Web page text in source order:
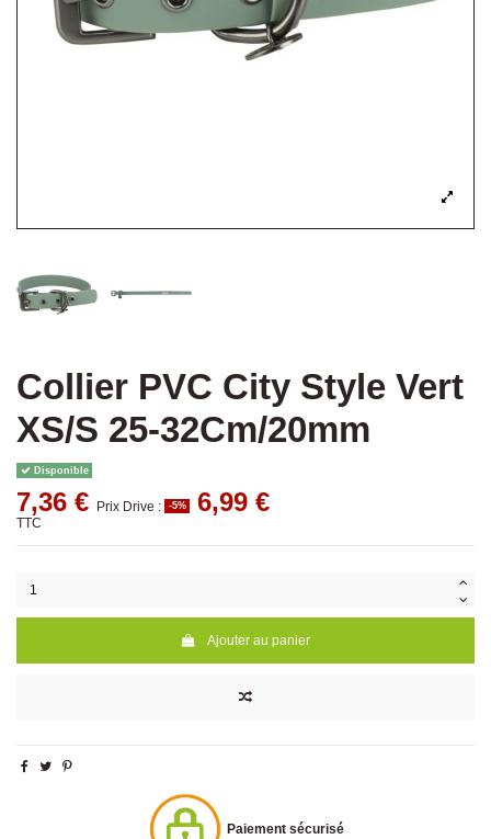
Collier PVC City Style Vert
XS/S 25-32Cm/20mm
Disponible
7,36 € Prix Drive : -5% 6,99 €
TTC
Ajouter au panier
Paiement sécurisé